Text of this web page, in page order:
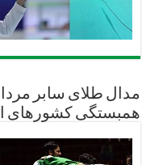
مدال طلای سابر
همبستگی کشورهای